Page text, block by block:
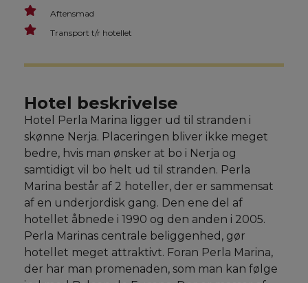
Aftensmad
Transport t/r hotellet
Hotel beskrivelse
Hotel Perla Marina ligger ud til stranden i
skønne Nerja. Placeringen bliver ikke meget
bedre, hvis man ønsker at bo i Nerja og
samtidigt vil bo helt ud til stranden. Perla
Marina består af 2 hoteller, der er sammensat
af en underjordisk gang. Den ene del af
hotellet åbnede i 1990 og den anden i 2005.
Perla Marinas centrale beliggenhed, gør
hotellet meget attraktivt. Foran Perla Marina,
der har man promenaden, som man kan følge